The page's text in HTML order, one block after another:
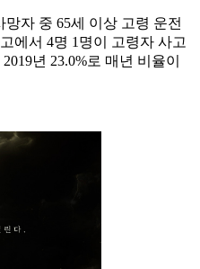
자 중 65세 이상 고령 운전
에서 4명 1명이 고령자 사고
년 23.0%로 매년 비율이